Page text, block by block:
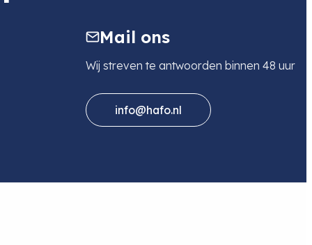
Mail ons
Wij streven te antwoorden binnen 48 uur
info@hafo.nl